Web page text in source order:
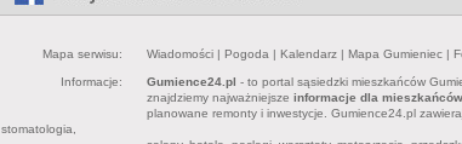
Mapa serwisu: Wiadomości | Pogoda | Kalendarz | Mapa Gumieniec |
Informacje: Gumience24.pl - to portal sąsiedzki mieszkańców
znajdziemy najważniejsze informacje dla mieszkańców
planowane remonty i inwestycje. Gumience24.pl
stomatologia,